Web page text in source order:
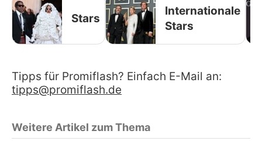
Stars
Internationale
Stars
Tipps für Promiflash? Einfach E-Mail an:
tipps@promiflash.de
Weitere Artikel zum Thema